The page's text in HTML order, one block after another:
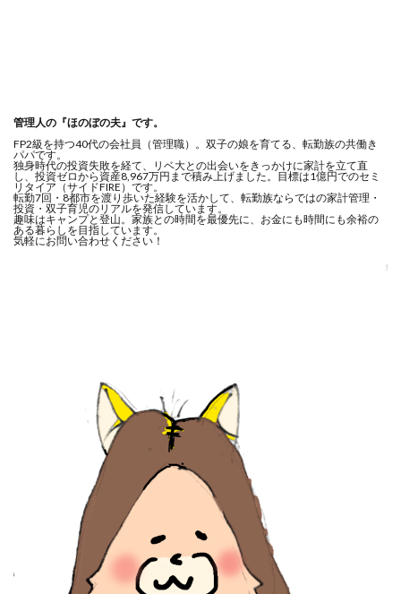
管理人の『ほのぼの夫』です。
FP2級を持つ40代の会社員（管理職）。双子の娘を育てる、転勤族の共働き
パパです。
独身時代の投資失敗を経て、リベ大との出会いをきっかけに家計を立て直
し、投資ゼロから資産8,967万円まで積み上げました。目標は1億円でのセミ
リタイア（サイドFIRE）です。
転勤7回・8都市を渡り歩いた経験を活かして、転勤族ならではの家計管理・
投資・双子育児のリアルを発信しています。
趣味はキャンプと登山。家族との時間を最優先に、お金にも時間にも余裕の
ある暮らしを目指しています。
気軽にお問い合わせください！